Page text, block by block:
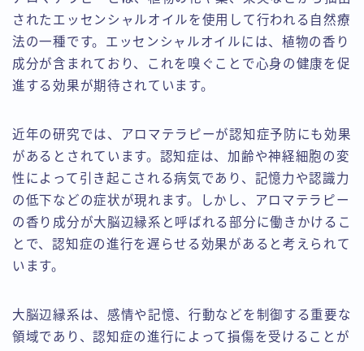
されたエッセンシャルオイルを使用して行われる自然療
法の一種です。エッセンシャルオイルには、植物の香り
成分が含まれており、これを嗅ぐことで心身の健康を促
進する効果が期待されています。
近年の研究では、アロマテラピーが認知症予防にも効果
があるとされています。認知症は、加齢や神経細胞の変
性によって引き起こされる病気であり、記憶力や認識力
の低下などの症状が現れます。しかし、アロマテラピー
の香り成分が大脳辺縁系と呼ばれる部分に働きかけるこ
とで、認知症の進行を遅らせる効果があると考えられて
います。
大脳辺縁系は、感情や記憶、行動などを制御する重要な
領域であり、認知症の進行によって損傷を受けることが